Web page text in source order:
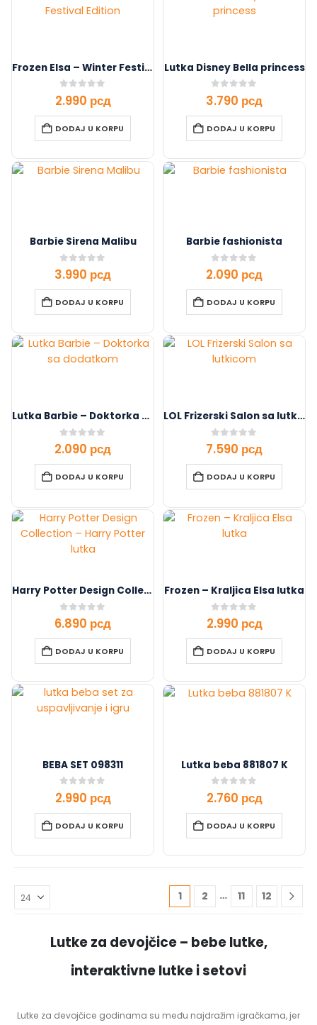
Frozen Elsa – Winter Festival Edition
0 out of 5
2.990 рсд
DODAJ U KORPU
Lutka Disney Bella princess
0 out of 5
3.790 рсд
DODAJ U KORPU
Barbie Sirena Malibu
0 out of 5
3.990 рсд
DODAJ U KORPU
Barbie fashionista
0 out of 5
2.090 рсд
DODAJ U KORPU
Lutka Barbie – Doktorka sa dodatkom
0 out of 5
2.090 рсд
DODAJ U KORPU
LOL Frizerski Salon sa lutkicom
0 out of 5
7.590 рсд
DODAJ U KORPU
Harry Potter Design Collection – Harry Potter lutka
0 out of 5
6.890 рсд
DODAJ U KORPU
Frozen – Kraljica Elsa lutka
0 out of 5
2.990 рсд
DODAJ U KORPU
BEBA SET 098311
0 out of 5
2.990 рсд
DODAJ U KORPU
Lutka beba 881807 K
0 out of 5
2.760 рсд
DODAJ U KORPU
1 2 … 11 12
Lutke za devojčice – bebe lutke,
interaktivne lutke i setovi
Lutke za devojčice godinama su među najdražim igračkama, jer